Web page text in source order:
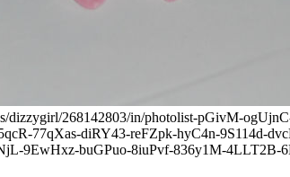
dizzygirl/268142803/in/photolist-pGivM-
77qXas-diRY43-reFZpk-hyC4n-9S114d-
9EwHxz-buGPuo-8iuPvf-836y1M-